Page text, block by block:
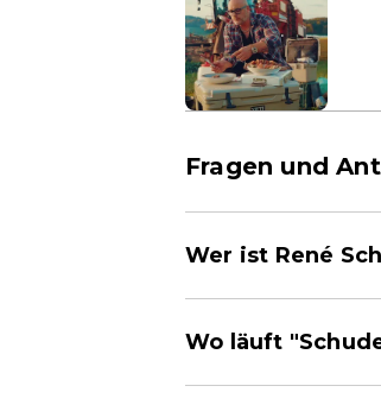
Fragen und
Wer ist René
Wo läuft